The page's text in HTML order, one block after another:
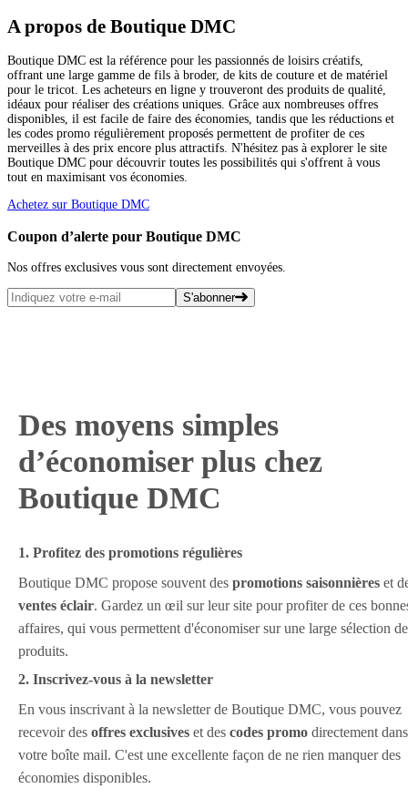
A propos de Boutique DMC
Boutique DMC est la référence pour les passionnés de loisirs créatifs,
offrant une large gamme de fils à broder, de kits de couture et de matériel
pour le tricot. Les acheteurs en ligne y trouveront des produits de qualité,
idéaux pour réaliser des créations uniques. Grâce aux nombreuses offres
disponibles, il est facile de faire des économies, tandis que les réductions et
les codes promo régulièrement proposés permettent de profiter de ces
merveilles à des prix encore plus attractifs. N'hésitez pas à explorer le site
Boutique DMC pour découvrir toutes les possibilités qui s'offrent à vous
tout en maximisant vos économies.
Achetez sur Boutique DMC
Coupon d’alerte pour Boutique DMC
Nos offres exclusives vous sont directement envoyées.
S'abonner
Des moyens simples
d’économiser plus chez
Boutique DMC
1. Profitez des promotions régulières
Boutique DMC propose souvent des promotions saisonnières et
ventes éclair. Gardez un œil sur leur site pour profiter de ces
affaires, qui vous permettent d'économiser sur une large sélection de
produits.
2. Inscrivez-vous à la newsletter
En vous inscrivant à la newsletter de Boutique DMC, vous pouvez
recevoir des offres exclusives et des codes promo directement dans
votre boîte mail. C'est une excellente façon de ne rien manquer des
économies disponibles.